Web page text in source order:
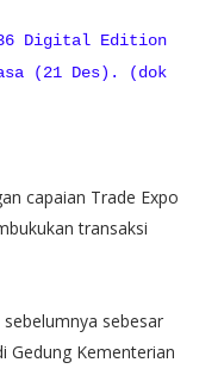
36 Digital Edition
(21 Des). (dok
capaian Trade Expo
transaksi
sebesar
Gedung Kementerian